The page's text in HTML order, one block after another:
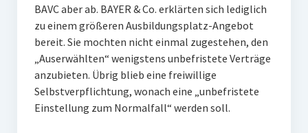
BAVC aber ab. BAYER & Co. erklärten sich lediglich
zu einem größeren Ausbildungsplatz-Angebot
bereit. Sie mochten nicht einmal zugestehen, den
„Auserwählten“ wenigstens unbefristete Verträge
anzubieten. Übrig blieb eine freiwillige
Selbstverpflichtung, wonach eine „unbefristete
Einstellung zum Normalfall“ werden soll.